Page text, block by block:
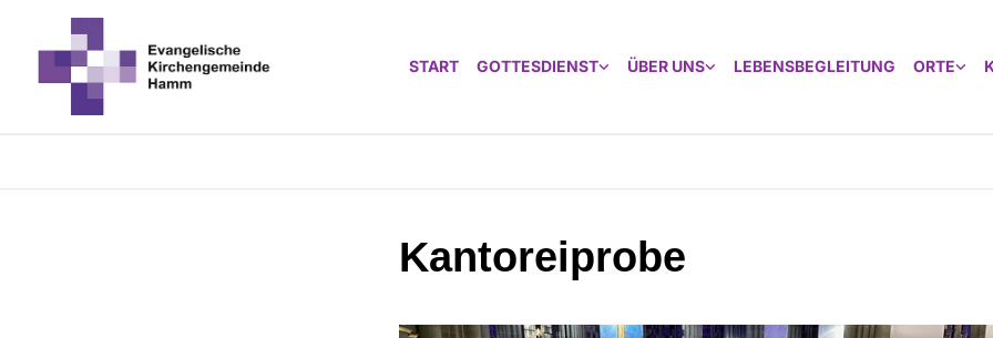
START GOTTESDIENST ÜBER UNS LEBENSBEGLEITUNG ORTE
Kantoreiprobe